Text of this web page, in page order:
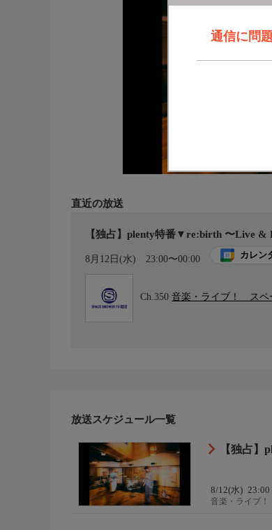
通信に問
直近の放送
【独占】plenty特番▼re:birth 〜Live &
8月12日(水) 23:00〜00:00 カレン
Ch.350 音楽・ライブ！ スペ
放送スケジュール一覧
【独占
8/12(水)
音楽・ライブ